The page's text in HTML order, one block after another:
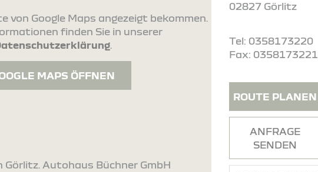
von Google Maps angezeigt bekommen.
finden Sie in unserer
.
MAPS ÖFFNEN
Autohaus Büchner GmbH
02827 Görlitz
Tel: 0358173220
Fax:
ROUTE PLANEN
ANFRAGE
SENDEN